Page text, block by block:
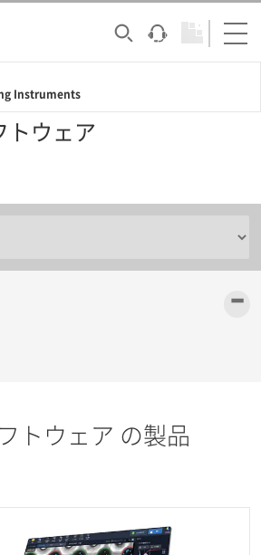
Instruments
トウェア
-
トウェア の製品